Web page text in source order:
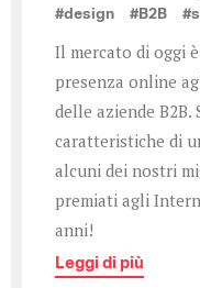
#design #B2B
Il mercato di oggi
presenza online
delle aziende
caratteristiche di
alcuni dei nostri
premiati agli
anni!
Leggi di più